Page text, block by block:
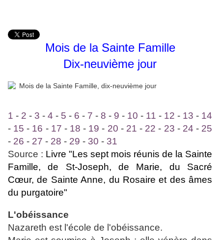
Mois de la Sainte Famille
Dix-neuvième jour
1 - 2 - 3 - 4 - 5 - 6 - 7 - 8 - 9 - 10 - 11 - 12 - 13 - 14
- 15 - 16 - 17 - 18 - 19 - 20 - 21 - 22 - 23 - 24 - 25
- 26 - 27 - 28 - 29 - 30 - 31
Source : Livre "Les sept mois réunis de la Sainte
Famille, de St-Joseph, de Marie, du Sacré
Cœur, de Sainte Anne, du Rosaire et des âmes
du purgatoire"
L'obéissance
Nazareth est l'école de l'obéissance.